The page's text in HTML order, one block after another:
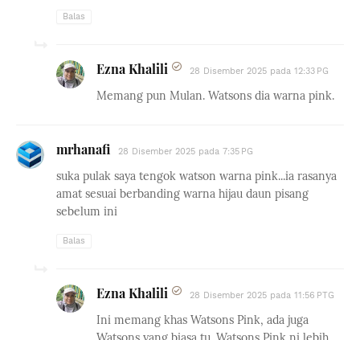
Balas
Ezna Khalili 28 Disember 2025 pada 12:33 PG
Memang pun Mulan. Watsons dia warna pink.
mrhanafi 28 Disember 2025 pada 7:35 PG
suka pulak saya tengok watson warna pink...ia rasanya
amat sesuai berbanding warna hijau daun pisang
sebelum ini
Balas
Ezna Khalili 28 Disember 2025 pada 11:56 PTG
Ini memang khas Watsons Pink, ada juga